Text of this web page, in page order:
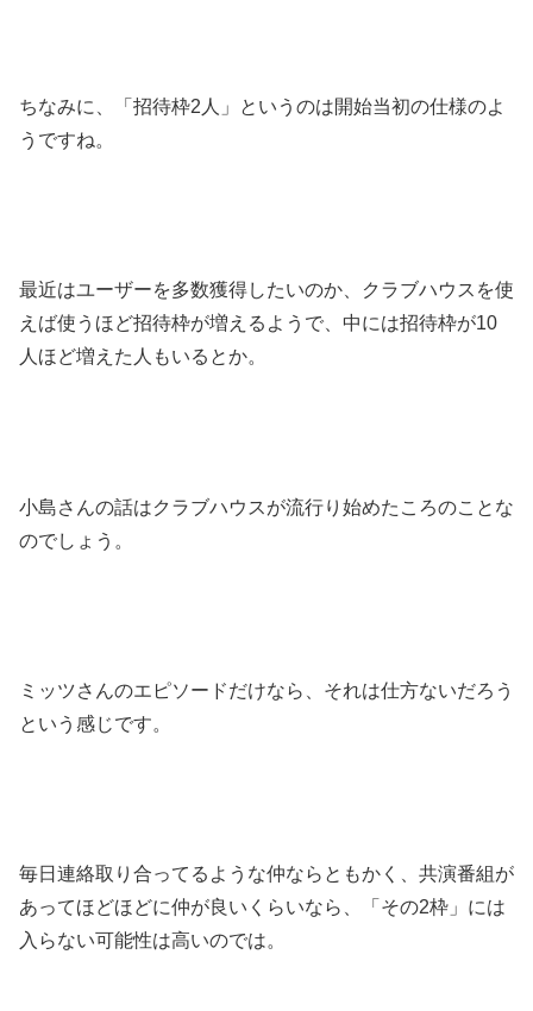
ちなみに、「招待枠2人」というのは開始当初の仕様のよ
うですね。
最近はユーザーを多数獲得したいのか、クラブハウスを使
えば使うほど招待枠が増えるようで、中には招待枠が10
人ほど増えた人もいるとか。
小島さんの話はクラブハウスが流行り始めたころのことな
のでしょう。
ミッツさんのエピソードだけなら、それは仕方ないだろう
という感じです。
毎日連絡取り合ってるような仲ならともかく、共演番組が
あってほどほどに仲が良いくらいなら、「その2枠」には
入らない可能性は高いのでは。